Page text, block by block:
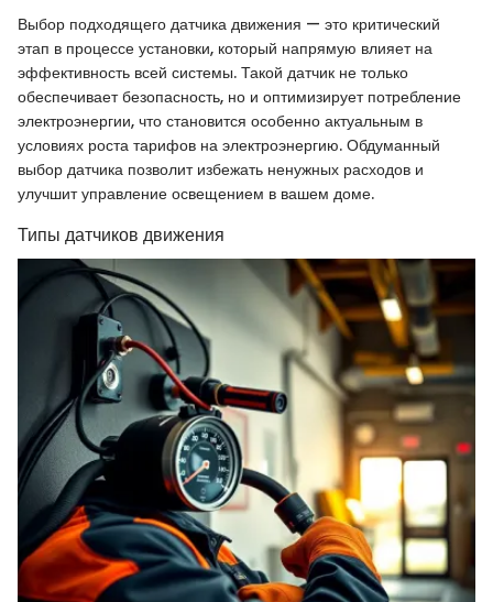
Выбор подходящего датчика движения — это критический
этап в процессе установки, который напрямую влияет на
эффективность всей системы. Такой датчик не только
обеспечивает безопасность, но и оптимизирует потребление
электроэнергии, что становится особенно актуальным в
условиях роста тарифов на электроэнергию. Обдуманный
выбор датчика позволит избежать ненужных расходов и
улучшит управление освещением в вашем доме.
Типы датчиков движения